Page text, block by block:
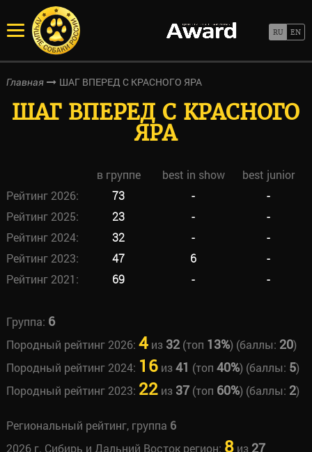
Главная ШАГ ВПЕРЕД С КРАСНОГО ЯРА
ШАГ ВПЕРЕД С КРАСНОГО
ЯРА
в группе best in show
best junior
Рейтинг 2026:
73 -
-
Рейтинг 2025:
23 -
-
Рейтинг 2024:
32 -
-
Рейтинг 2023:
47 6
-
Рейтинг 2021:
69 - -
Группа: 6
Породный рейтинг 2026: 4из 32(топ 13%) (баллы: 20)
Породный рейтинг 2024: 16из41 (топ 40%) (баллы: 5)
Породный рейтинг 2023: 22из 37(топ 60%) (баллы: 2)
Региональный рейтинг, группа 6
2026 г. Сибирь и Дальний Восток регион: 8из 27